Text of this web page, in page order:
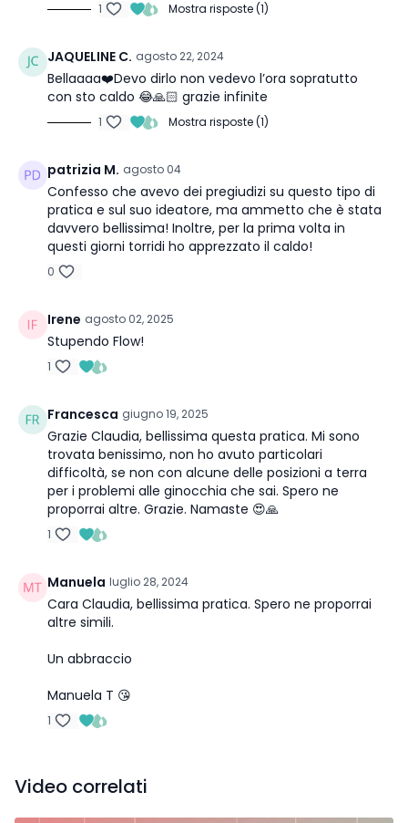
1 Mostra risposte (1)
JAQUELINE C. agosto 22, 2024
Bellaaaa❤️Devo dirlo non vedevo l’ora sopratutto
con sto caldo 😂🙏🏻 grazie infinite
1 Mostra risposte (1)
patrizia M. agosto 04
Confesso che avevo dei pregiudizi su questo tipo di
pratica e sul suo ideatore, ma ammetto che è stata
davvero bellissima! Inoltre, per la prima volta in
questi giorni torridi ho apprezzato il caldo!
0
Irene agosto 02, 2025
Stupendo Flow!
1
Francesca giugno 19, 2025
Grazie Claudia, bellissima questa pratica. Mi sono
trovata benissimo, non ho avuto particolari
difficoltà, se non con alcune delle posizioni a terra
per i problemi alle ginocchia che sai. Spero ne
proporrai altre. Grazie. Namaste 😍🙏
1
Manuela luglio 28, 2024
Cara Claudia, bellissima pratica. Spero ne proporrai
altre simili.
Un abbraccio
Manuela T 😘
1
Video correlati